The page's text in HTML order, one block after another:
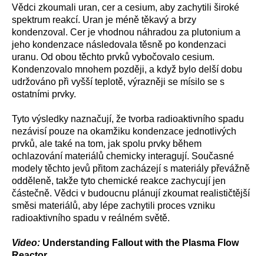
Vědci zkoumali uran, cer a cesium, aby zachytili široké
spektrum reakcí. Uran je méně těkavý a brzy
kondenzoval. Cer je vhodnou náhradou za plutonium a
jeho kondenzace následovala těsně po kondenzaci
uranu. Od obou těchto prvků vybočovalo cesium.
Kondenzovalo mnohem později, a když bylo delší dobu
udržováno při vyšší teplotě, výrazněji se mísilo se s
ostatními prvky.
Tyto výsledky naznačují, že tvorba radioaktivního spadu
nezávisí pouze na okamžiku kondenzace jednotlivých
prvků, ale také na tom, jak spolu prvky během
ochlazování materiálů chemicky interagují. Současné
modely těchto jevů přitom zacházejí s materiály převážně
odděleně, takže tyto chemické reakce zachycují jen
částečně. Vědci v budoucnu plánují zkoumat realističtější
směsi materiálů, aby lépe zachytili proces vzniku
radioaktivního spadu v reálném světě.
Video: Understanding Fallout with the Plasma Flow